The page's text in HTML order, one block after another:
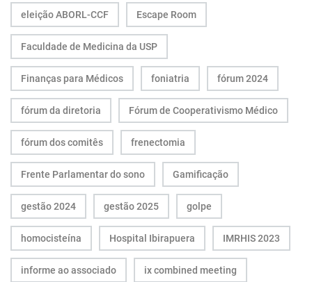
eleição ABORL-CCF Escape Room
Faculdade de Medicina da USP
Finanças para Médicos foniatria fórum 2024
fórum da diretoria Fórum de Cooperativismo Médico
fórum dos comitês frenectomia
Frente Parlamentar do sono Gamificação
gestão 2024 gestão 2025 golpe
homocisteína Hospital Ibirapuera IMRHIS 2023
informe ao associado ix combined meeting